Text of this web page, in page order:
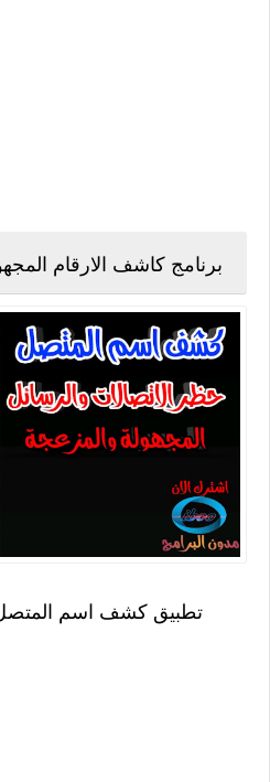
برنامج كاشف الارقام
تطبيق كشف اسم